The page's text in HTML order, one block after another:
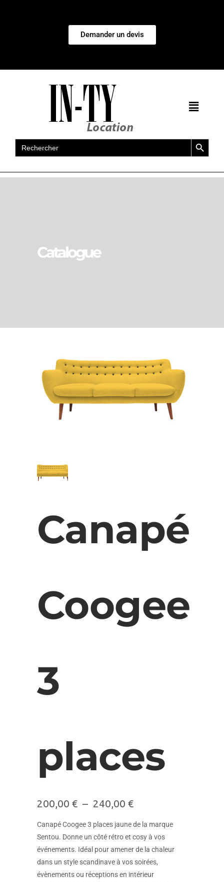
Demander un devis
Search
for:
Search Button
Catalogue
Canapé
Coogee
3
places
200,00 € – 240,00 €
Canapé Coogee 3 places jaune de la marque
Sentou. Donne un côté rétro et cosy à vos
événements. Idéal pour amener de la chaleur
dans un style scandinave à vos soirées,
évènements ou réceptions en intérieur